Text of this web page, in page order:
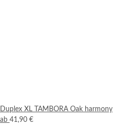
Duplex XL TAMBORA Oak harmony
ab 41,90 €